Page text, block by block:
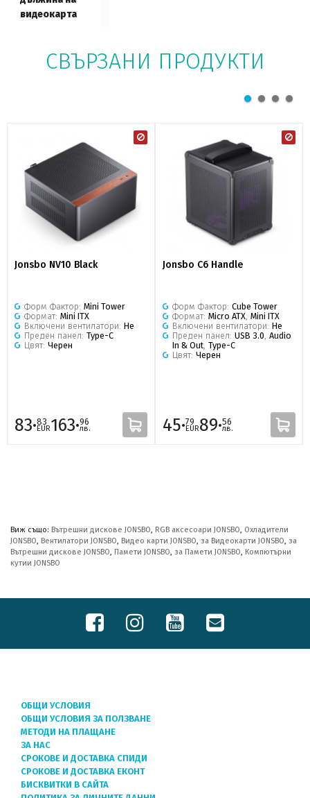
видеокарта
СВЪРЗАНИ ПРОДУКТИ
Jonsbo NV10 Black
Форм Фактор: Mini Tower
Формат: Mini ITX
Включени вентилатори: Не
Преден панел: Type-C
Цвят: Черен
83·83
EUR163·96
лв.
Jonsbo C6 Handle
Форм Фактор: Cube Tower
Формат: Micro ATX Mini ITX
Включени вентилатори: Не
Преден панел: USB 3.0 Audio
In & Out Type-C
Цвят: Черен
45·79
EUR89·56
лв.
Виж също: Вътрешни дискове JONSBO, RGB аксесоари JONSBO, Охладители
JONSBO, Вентилатори JONSBO, Видео карти JONSBO, за Видеокарти JONSBO, за
Вътрешни дискове JONSBO, Памети JONSBO, за Памети JONSBO, Компютърни
кутии JONSBO
ОБЩИ УСЛОВИЯ
ОБЩИ УСЛОВИЯ ЗА ПОЛЗВАНЕ
МЕТОДИ НА ПЛАЩАНЕ
ЗА НАС
СРОКОВЕ И ДОСТАВКА СПИДИ
СРОКОВЕ И ДОСТАВКА ЕКОНТ
БИСКВИТКИ В САЙТА